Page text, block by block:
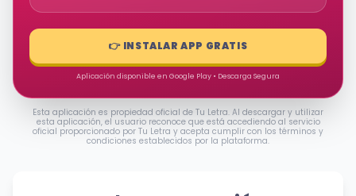
👉 INSTALAR APP GRATIS
Aplicación disponible en Google Play • Descarga Segura
Esta aplicación es propiedad oficial de Tu Letra. Al descargar y utilizar
esta aplicación, el usuario reconoce que está accediendo al servicio
oficial proporcionado por Tu Letra y acepta cumplir con los términos y
condiciones establecidos por la plataforma.